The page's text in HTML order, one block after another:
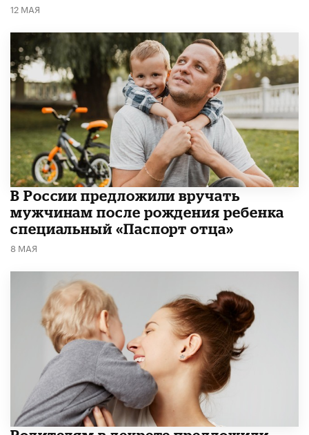
12 МАЯ
В России предложили вручать
мужчинам после рождения ребенка
специальный «Паспорт отца»
8 МАЯ